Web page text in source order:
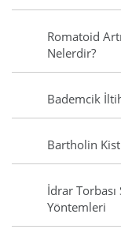
Romatoid
Nelerdir?
Bademcik
Bartholin
İdrar
Yöntemleri